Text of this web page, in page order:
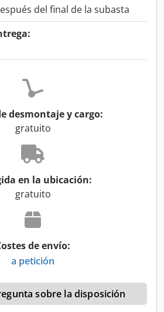
del final de la subasta
desmontaje y cargo:
gratuito
en la ubicación:
gratuito
de envío:
a petición
sobre la disposición